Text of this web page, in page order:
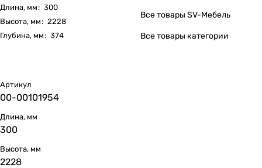
Длина, мм: 300
Высота, мм: 2228
Глубина, мм: 374
Все товары SV-Мебель
Все товары категории
Артикул
00-00101954
Длина, мм
300
Высота, мм
2228